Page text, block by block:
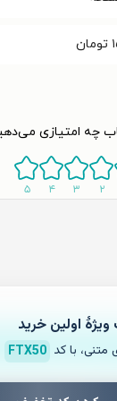
تومان
چه امتیازی
۲ ۳ ۴ ۵
ثبت نظر
متنی، با کد FTX50